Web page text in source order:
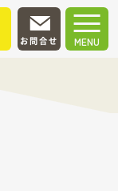
MENU
お問合せ